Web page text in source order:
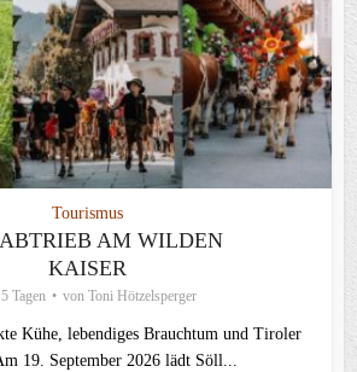
Tourismus
AM WILDEN
KAISER
Tagen von Toni Hötzelsperger
Kühe, lebendiges Brauchtum und Tiroler
19. September 2026 lädt Söll...